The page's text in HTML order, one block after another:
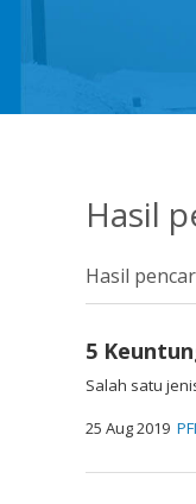
Hasil
Hasil
5
Salah satu
25 Aug 2019